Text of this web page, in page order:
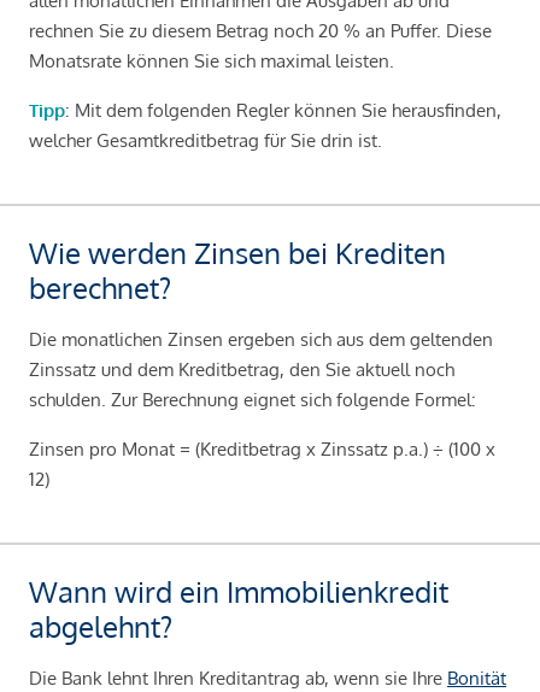
rechnen Sie zu diesem Betrag noch 20 % an Puffer. Diese
Monatsrate können Sie sich maximal leisten.
Tipp: Mit dem folgenden Regler können Sie herausfinden,
welcher Gesamtkreditbetrag für Sie drin ist.
Wie werden Zinsen bei Krediten
berechnet?
Die monatlichen Zinsen ergeben sich aus dem geltenden
Zinssatz und dem Kreditbetrag, den Sie aktuell noch
schulden. Zur Berechnung eignet sich folgende Formel:
Zinsen pro Monat = (Kreditbetrag x Zinssatz p.a.) ÷ (100 x
12)
Wann wird ein Immobilienkredit
abgelehnt?
Die Bank lehnt Ihren Kreditantrag ab, wenn sie Ihre Bonität